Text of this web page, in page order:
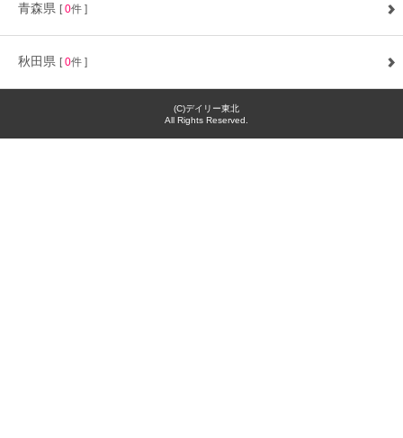
青森県 [0件 ]
秋田県 [0件 ]
(C)デイリー東北
All Rights Reserved.